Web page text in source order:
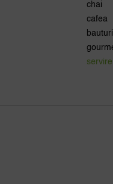
chai
cafea
bauturi
servire